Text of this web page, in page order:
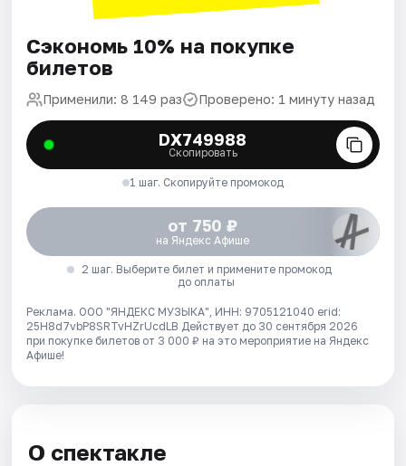
Сэкономь 10% на покупке
билетов
Применили: 8 149 раз Проверено: 1 минуту назад
DX749988
Скопировать
1 шаг. Скопируйте промокод
от 750 ₽
на Яндекс Афише
2 шаг. Выберите билет и примените промокод
до оплаты
Реклама. ООО "ЯНДЕКС МУЗЫКА", ИНН: 9705121040 erid:
25H8d7vbP8SRTvHZrUcdLB Действует до 30 сентября 2026
при покупке билетов от 3 000 ₽ на это мероприятие на Яндекс
Афише!
О спектакле